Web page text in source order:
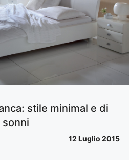
stile minimal e di
12 Luglio 2015